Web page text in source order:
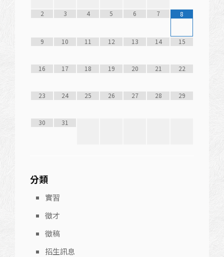
2 3 4 5 6 7 8
9 10 11 12 13 14 15
16 17 18 19 20 21 22
23 24 25 26 27 28 29
30 31
分類
實習
徵才
徵稿
招生訊息